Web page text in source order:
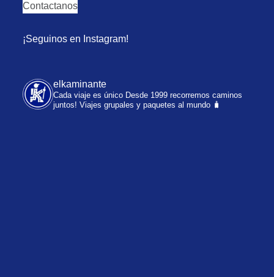
Contactanos
¡Seguinos en Instagram!
elkaminante
Cada viaje es único Desde 1999 recorremos caminos
juntos! Viajes grupales y paquetes al mundo 🧳